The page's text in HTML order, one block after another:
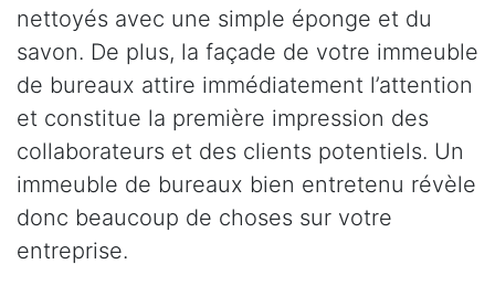
nettoyés avec une simple éponge et du
savon. De plus, la façade de votre immeuble
de bureaux attire immédiatement l’attention
et constitue la première impression des
collaborateurs et des clients potentiels. Un
immeuble de bureaux bien entretenu révèle
donc beaucoup de choses sur votre
entreprise.